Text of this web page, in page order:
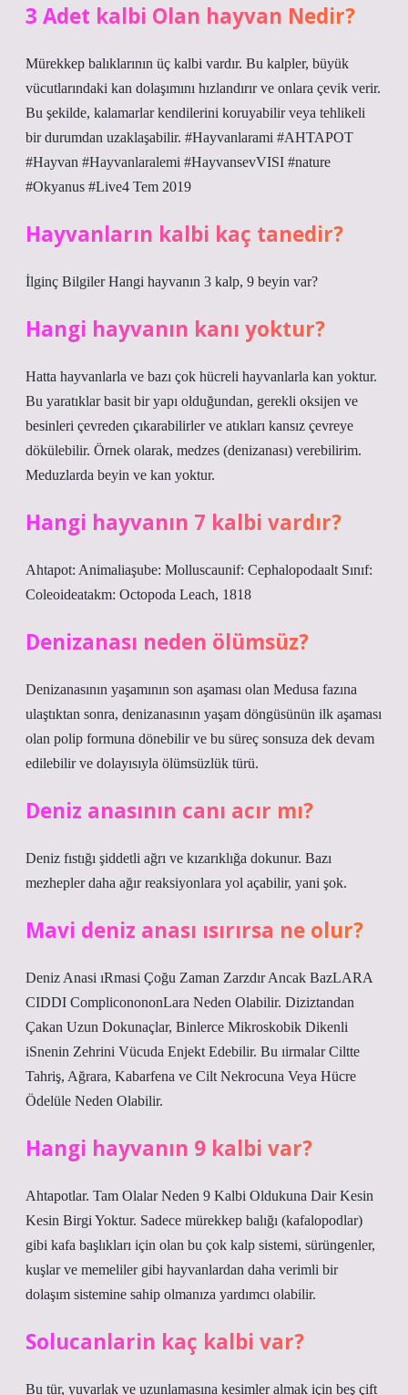
3 Adet kalbi Olan hayvan Nedir?
Mürekkep balıklarının üç kalbi vardır. Bu kalpler, büyük
vücutlarındaki kan dolaşımını hızlandırır ve onlara çevik verir.
Bu şekilde, kalamarlar kendilerini koruyabilir veya tehlikeli
bir durumdan uzaklaşabilir. #Hayvanlarami #AHTAPOT
#Hayvan #Hayvanlaralemi #HayvansevVISI #nature
#Okyanus #Live4 Tem 2019
Hayvanların kalbi kaç tanedir?
İlginç Bilgiler Hangi hayvanın 3 kalp, 9 beyin var?
Hangi hayvanın kanı yoktur?
Hatta hayvanlarla ve bazı çok hücreli hayvanlarla kan yoktur.
Bu yaratıklar basit bir yapı olduğundan, gerekli oksijen ve
besinleri çevreden çıkarabilirler ve atıkları kansız çevreye
dökülebilir. Örnek olarak, medzes (denizanası) verebilirim.
Meduzlarda beyin ve kan yoktur.
Hangi hayvanın 7 kalbi vardır?
Ahtapot: Animaliaşube: Molluscaunif: Cephalopodaalt Sınıf:
Coleoideatakm: Octopoda Leach, 1818
Denizanası neden ölümsüz?
Denizanasının yaşamının son aşaması olan Medusa fazına
ulaştıktan sonra, denizanasının yaşam döngüsünün ilk aşaması
olan polip formuna dönebilir ve bu süreç sonsuza dek devam
edilebilir ve dolayısıyla ölümsüzlük türü.
Deniz anasının canı acır mı?
Deniz fıstığı şiddetli ağrı ve kızarıklığa dokunur. Bazı
mezhepler daha ağır reaksiyonlara yol açabilir, yani şok.
Mavi deniz anası ısırırsa ne olur?
Deniz Anasi ıRmasi Çoğu Zaman Zarzdır Ancak BazLARA
CIDDI CompliconononLara Neden Olabilir. Diziztandan
Çakan Uzun Dokunaçlar, Binlerce Mikroskobik Dikenli
iSnenin Zehrini Vücuda Enjekt Edebilir. Bu ıirmalar Ciltte
Tahriş, Ağrara, Kabarfena ve Cilt Nekrocuna Veya Hücre
Ödelüle Neden Olabilir.
Hangi hayvanın 9 kalbi var?
Ahtapotlar. Tam Olalar Neden 9 Kalbi Oldukuna Dair Kesin
Kesin Birgi Yoktur. Sadece mürekkep balığı (kafalopodlar)
gibi kafa başlıkları için olan bu çok kalp sistemi, sürüngenler,
kuşlar ve memeliler gibi hayvanlardan daha verimli bir
dolaşım sistemine sahip olmanıza yardımcı olabilir.
Solucanlarin kaç kalbi var?
Bu tür, yuvarlak ve uzunlamasına kesimler almak için beş çift